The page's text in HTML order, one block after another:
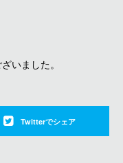
いました。
Twitterでシェア